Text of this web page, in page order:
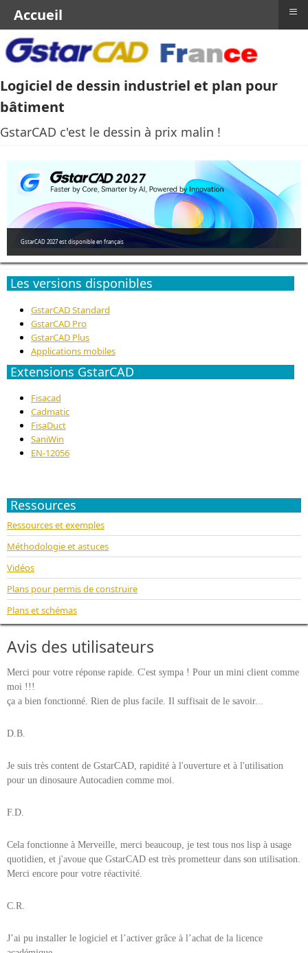
Logiciel de dessin industriel et plan pour
bâtiment
GstarCAD c'est le dessin à prix malin !
GstarCAD 2027 est disponible en français
Les versions disponibles
GstarCAD Standard
GstarCAD Pro
GstarCAD Plus
Applications mobiles
Extensions GstarCAD
Fisacad
Cadmatic
FisaDuct
SaniWin
EN-12056
Ressources
Ressources et exemples
Méthodologie et astuces
Vidéos
Plans pour permis de construire
Plans et schémas
Avis des utilisateurs
Merci pour votre réponse rapide. C'est sympa ! Pour un mini client comme
moi !!!
ça a bien fonctionné. Rien de plus facile. Il suffisait de le savoir...
D.B.
Je suis très content de GstarCAD, rapidité à l'ouverture et à l'utilisation
pour un dinosaure Autocadien comme moi.
F.D.
Cela fonctionne à Merveille, merci beaucoup, je test tous nos lisp à usage
quotidien, et j'avoue que GstarCAD est très prometteur dans son utilisation.
Merci encore pour votre réactivité.
C.R.
J’ai pu installer le logiciel et l’activer grâce à l’achat de la licence
Accueil ≡